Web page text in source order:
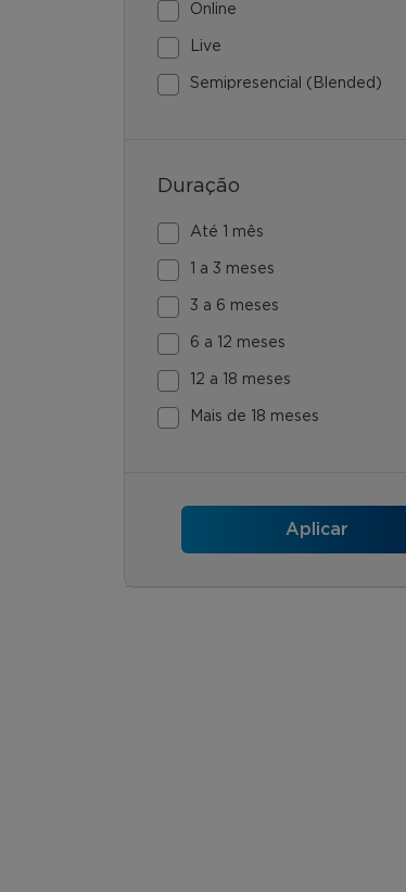
Online
Live
Semipresencial (Blended)
Duração
Até 1 mês
1 a 3 meses
3 a 6 meses
6 a 12 meses
12 a 18 meses
Mais de 18 meses